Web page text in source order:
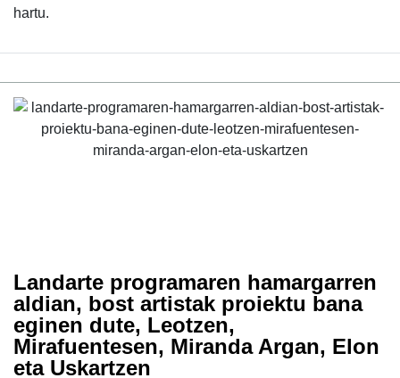
hartu.
Landarte programaren hamargarren
aldian, bost artistak proiektu bana
eginen dute, Leotzen,
Mirafuentesen, Miranda Argan, Elon
eta Uskartzen